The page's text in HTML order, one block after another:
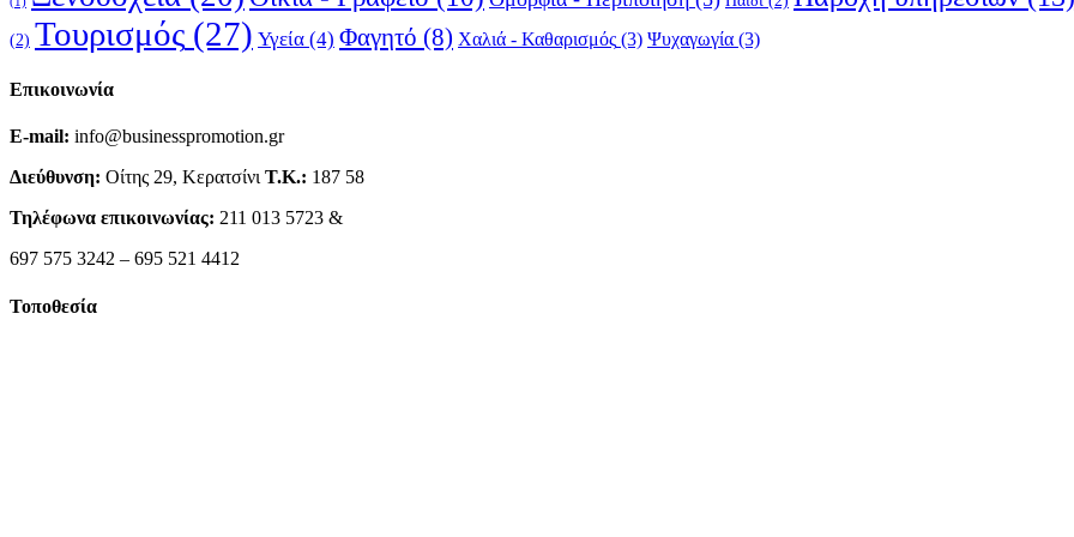
(2) Τουρισμός (27) Υγεία (4) Φαγητό (8) Χαλιά - Καθαρισμός (3) Ψυχαγωγία (3)
Επικοινωνία
E-mail: info@businesspromotion.gr
Διεύθυνση: Οίτης 29, ΚερατσίνιΤ.Κ.: 187 58
Τηλέφωνα επικοινωνίας: 211 013 5723 &
697 575 3242 – 695 521 4412
Τοποθεσία